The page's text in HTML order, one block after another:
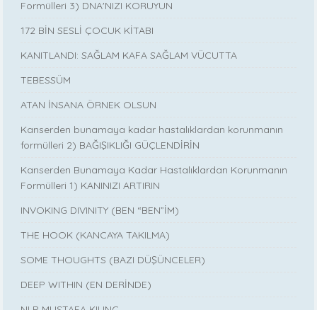
Formülleri 3) DNA'NIZI KORUYUN
172 BİN SESLİ ÇOCUK KİTABI
KANITLANDI: SAĞLAM KAFA SAĞLAM VÜCUTTA
TEBESSÜM
ATAN İNSANA ÖRNEK OLSUN
Kanserden bunamaya kadar hastalıklardan korunmanın
formülleri 2) BAĞIŞIKLIĞI GÜÇLENDİRİN
Kanserden Bunamaya Kadar Hastalıklardan Korunmanın
Formülleri 1) KANINIZI ARTIRIN
INVOKING DIVINITY (BEN “BEN”İM)
THE HOOK (KANCAYA TAKILMA)
SOME THOUGHTS (BAZI DÜŞÜNCELER)
DEEP WITHIN (EN DERİNDE)